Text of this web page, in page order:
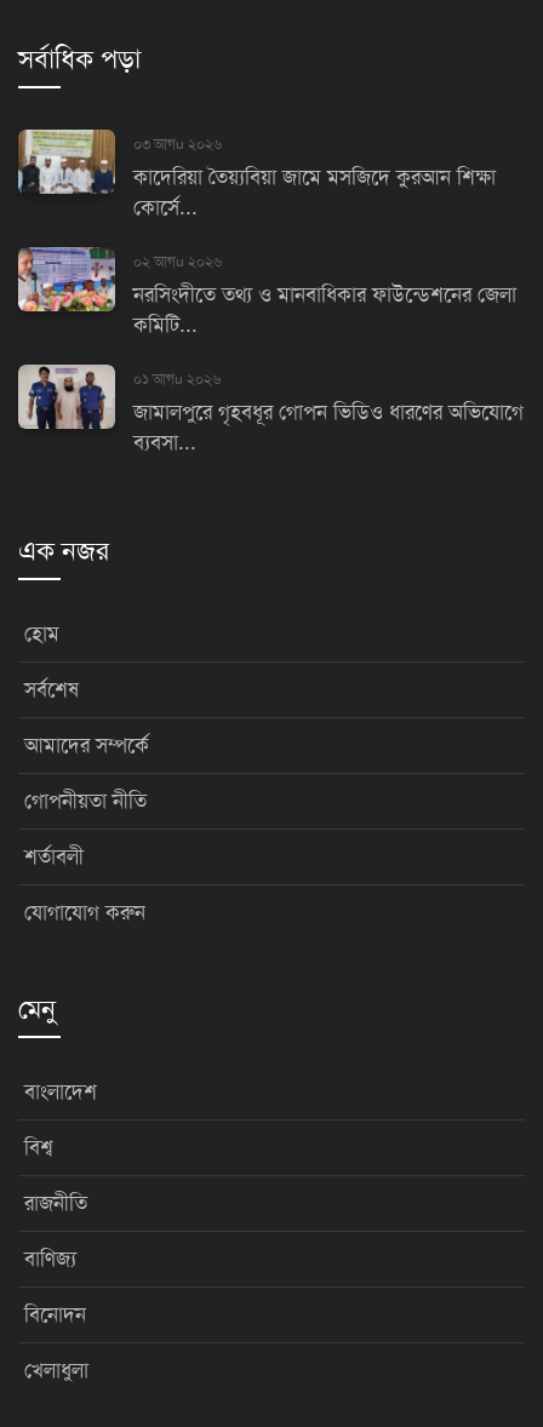
সর্বাধিক পড়া
০৩ আগu ২০২৬
কাদেরিয়া তৈয়্যবিয়া জামে মসজিদে কুরআন শিক্ষা
কোর্সে...
০২ আগu ২০২৬
নরসিংদীতে তথ্য ও মানবাধিকার ফাউন্ডেশনের জেলা
কমিটি...
০১ আগu ২০২৬
জামালপুরে গৃহবধূর গোপন ভিডিও ধারণের অভিযোগে
ব্যবসা...
এক নজর
হোম
সর্বশেষ
আমাদের সম্পর্কে
গোপনীয়তা নীতি
শর্তাবলী
যোগাযোগ করুন
মেনু
বাংলাদেশ
বিশ্ব
রাজনীতি
বাণিজ্য
বিনোদন
খেলাধুলা